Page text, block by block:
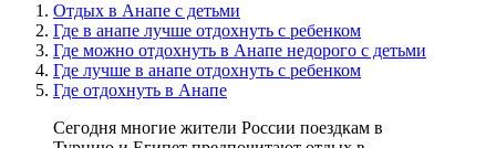
Отдых в Анапе с детьми
Где в анапе лучше отдохнуть с ребенком
Где можно отдохнуть в Анапе недорого с детьми
Где лучше в анапе отдохнуть с ребенком
Где отдохнуть в Анапе
Сегодня многие жители России поездкам в